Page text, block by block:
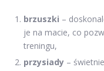
brzuszki –
je na macie, co
treningu,
przysiady –